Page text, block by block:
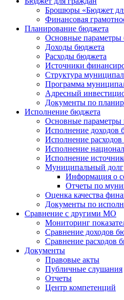
Брошюры «Бюджет
Финансовая
Планирование бюджета
Основные параметры
Доходы бюджета
Расходы бюджета
Источники
Структура
Программа
Адресный
Документы по
Исполнение бюджета
Основные параметры
Исполнение доходов
Исполнение
Исполнение
Исполнение
Муниципальный долг
Информация о
Отчеты по
Оценка качества
Документы по
Сравнение с другими МО
Мониторинг
Сравнение доходов
Сравнение расходов
Документы
Правовые акты
Публичные слушания
Отчеты
Центр компетенций